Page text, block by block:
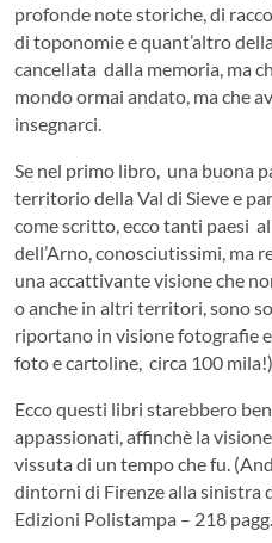
profonde note storiche, di
di toponomie e quant’altro
cancellata dalla memoria, ma
mondo ormai andato, ma che
insegnarci.
Se nel primo libro, una buona
territorio della Val di Sieve e
come scritto, ecco tanti paesi
dell’Arno, conosciutissimi, ma
una accattivante visione che
o anche in altri territori, sono
riportano in visione fotografie
foto e cartoline, circa 100
Ecco questi libri starebbero
appassionati, affinchè la
vissuta di un tempo che fu.
dintorni di Firenze alla sinistra
Edizioni Polistampa – 218